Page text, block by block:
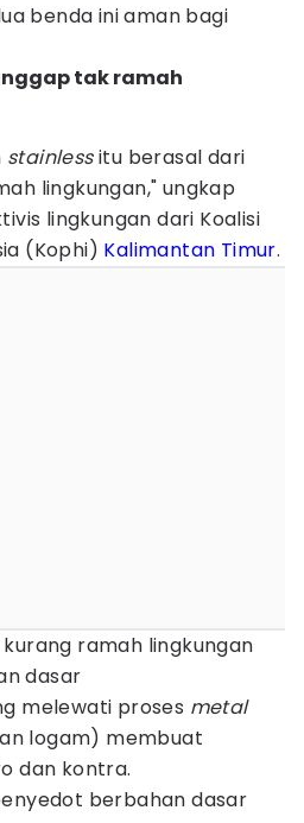
benda ini aman bagi
tak ramah
stainlessitu berasal dari
lingkungan," ungkap
lingkungan dari Koalisi
(Kophi) Kalimantan Timur.
ramah lingkungan
dasar
melewati proses metal
logam) membuat
dan kontra.
berbahan dasar